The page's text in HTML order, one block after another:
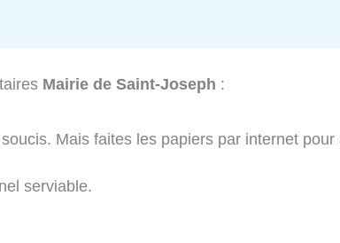
Mairie de Saint-Joseph :
Mais faites les papiers par internet pour
serviable.